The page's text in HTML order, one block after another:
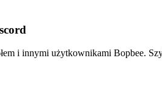
i innymi użytkownikami Bopbee.